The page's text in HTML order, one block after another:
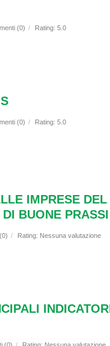
(0) / Rating: 5.0
(0) / Rating: 5.0
IMPRESE
BUONE PRASSI
/ Rating: Nessuna valutazione